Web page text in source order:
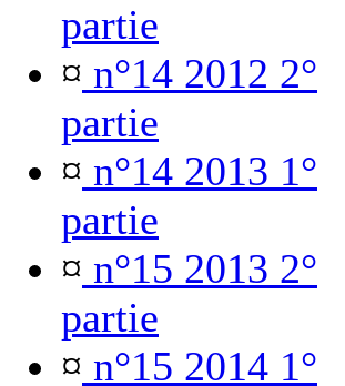
partie
¤ n°14 2012 2°
partie
¤ n°14 2013 1°
partie
¤ n°15 2013 2°
partie
¤ n°15 2014 1°